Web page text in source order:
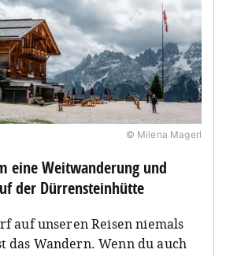
© Milena Magerl
eine Weitwanderung und
der Dürrensteinhütte
auf unseren Reisen niemals
das Wandern. Wenn du auch